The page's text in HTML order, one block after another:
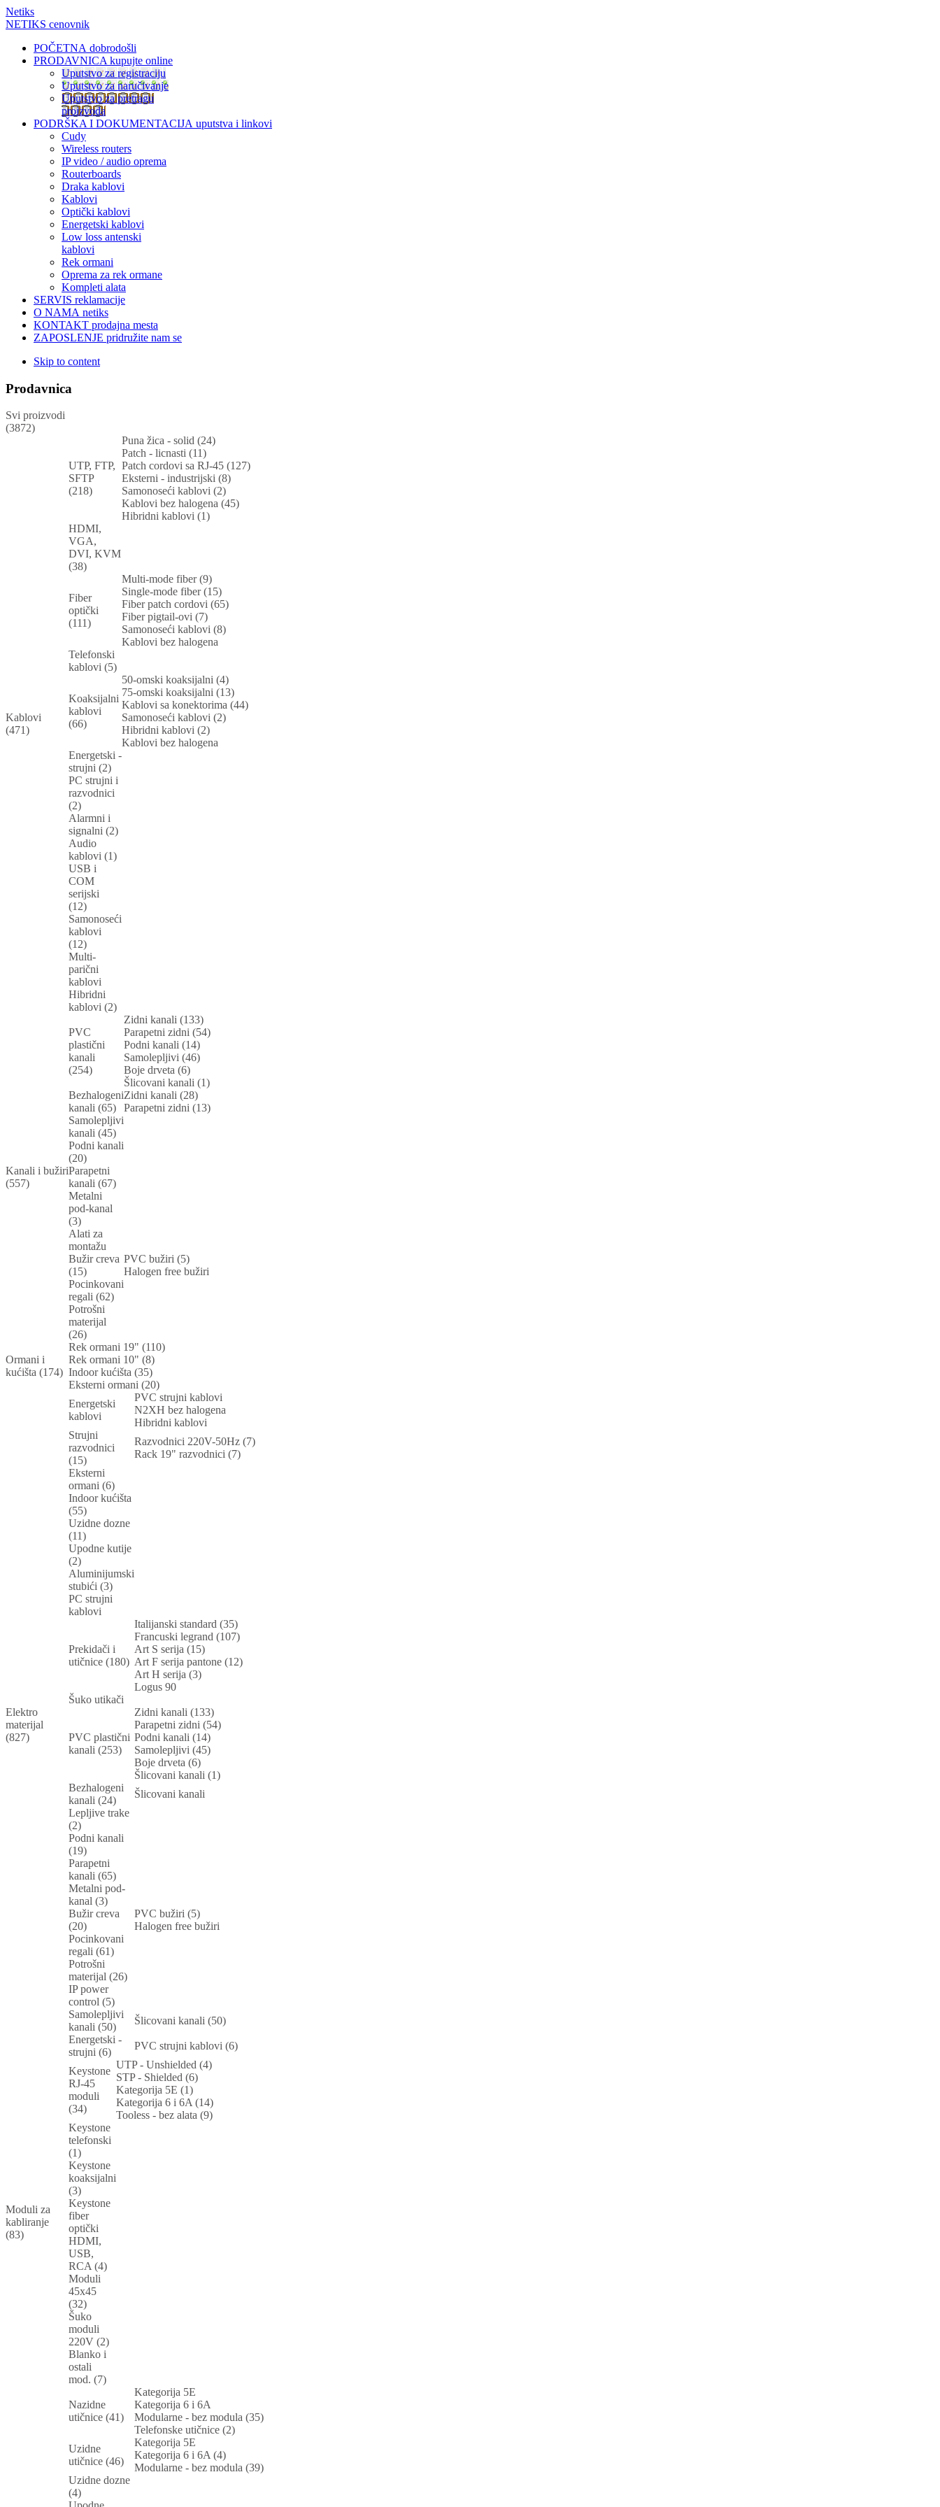
Netiks
NETIKS cenovnik
POČETNA dobrodošli
PRODAVNICA kupujte online
Uputstvo za registraciju
Uputstvo za naručivanje
Uputstvo za pretragu
proizvoda
PODRŠKA I DOKUMENTACIJA uputstva i linkovi
Cudy
Wireless routers
IP video / audio oprema
Routerboards
Draka kablovi
Kablovi
Optički kablovi
Energetski kablovi
Low loss antenski
kablovi
Rek ormani
Oprema za rek ormane
Kompleti alata
SERVIS reklamacije
O NAMA netiks
KONTAKT prodajna mesta
ZAPOSLENJE pridružite nam se
Skip to content
Prodavnica
Svi proizvodi
(3872)
Kablovi
(471)
UTP, FTP,
SFTP
(218)
Puna žica - solid (24)
Patch - licnasti (11)
Patch cordovi sa RJ-45 (127)
Eksterni - industrijski (8)
Samonoseći kablovi (2)
Kablovi bez halogena (45)
Hibridni kablovi (1)
HDMI,
VGA,
DVI, KVM
(38)
Fiber
optički
(111)
Multi-mode fiber (9)
Single-mode fiber (15)
Fiber patch cordovi (65)
Fiber pigtail-ovi (7)
Samonoseći kablovi (8)
Kablovi bez halogena
Telefonski
kablovi (5)
Koaksijalni
kablovi
(66)
50-omski koaksijalni (4)
75-omski koaksijalni (13)
Kablovi sa konektorima (44)
Samonoseći kablovi (2)
Hibridni kablovi (2)
Kablovi bez halogena
Energetski -
strujni (2)
PC strujni i
razvodnici
(2)
Alarmni i
signalni (2)
Audio
kablovi (1)
USB i
COM
serijski
(12)
Samonoseći
kablovi
(12)
Multi-
parični
kablovi
Hibridni
kablovi (2)
Kanali i bužiri
(557)
PVC
plastični
kanali
(254)
Zidni kanali (133)
Parapetni zidni (54)
Podni kanali (14)
Samolepljivi (46)
Boje drveta (6)
Šlicovani kanali (1)
Bezhalogeni
kanali (65)
Zidni kanali (28)
Parapetni zidni (13)
Samolepljivi
kanali (45)
Podni kanali
(20)
Parapetni
kanali (67)
Metalni
pod-kanal
(3)
Alati za
montažu
Bužir creva
(15)
PVC bužiri (5)
Halogen free bužiri
Pocinkovani
regali (62)
Potrošni
materijal
(26)
Ormani i
kućišta (174)
Rek ormani 19" (110)
Rek ormani 10" (8)
Indoor kućišta (35)
Eksterni ormani (20)
Elektro
materijal
(827)
Energetski
kablovi
PVC strujni kablovi
N2XH bez halogena
Hibridni kablovi
Strujni
razvodnici
(15)
Razvodnici 220V-50Hz (7)
Rack 19" razvodnici (7)
Eksterni
ormani (6)
Indoor kućišta
(55)
Uzidne dozne
(11)
Upodne kutije
(2)
Aluminijumski
stubići (3)
PC strujni
kablovi
Prekidači i
utičnice (180)
Italijanski standard (35)
Francuski legrand (107)
Art S serija (15)
Art F serija pantone (12)
Art H serija (3)
Logus 90
Šuko utikači
PVC plastični
kanali (253)
Zidni kanali (133)
Parapetni zidni (54)
Podni kanali (14)
Samolepljivi (45)
Boje drveta (6)
Šlicovani kanali (1)
Bezhalogeni
kanali (24)
Šlicovani kanali
Lepljive trake
(2)
Podni kanali
(19)
Parapetni
kanali (65)
Metalni pod-
kanal (3)
Bužir creva
(20)
PVC bužiri (5)
Halogen free bužiri
Pocinkovani
regali (61)
Potrošni
materijal (26)
IP power
control (5)
Samolepljivi
kanali (50)
Šlicovani kanali (50)
Energetski -
strujni (6)
PVC strujni kablovi (6)
Moduli za
kabliranje
(83)
Keystone
RJ-45
moduli
(34)
UTP - Unshielded (4)
STP - Shielded (6)
Kategorija 5E (1)
Kategorija 6 i 6A (14)
Tooless - bez alata (9)
Keystone
telefonski
(1)
Keystone
koaksijalni
(3)
Keystone
fiber
optički
HDMI,
USB,
RCA (4)
Moduli
45x45
(32)
Šuko
moduli
220V (2)
Blanko i
ostali
mod. (7)
Nazidne
utičnice (41)
Kategorija 5E
Kategorija 6 i 6A
Modularne - bez modula (35)
Telefonske utičnice (2)
Uzidne
utičnice (46)
Kategorija 5E
Kategorija 6 i 6A (4)
Modularne - bez modula (39)
Uzidne dozne
(4)